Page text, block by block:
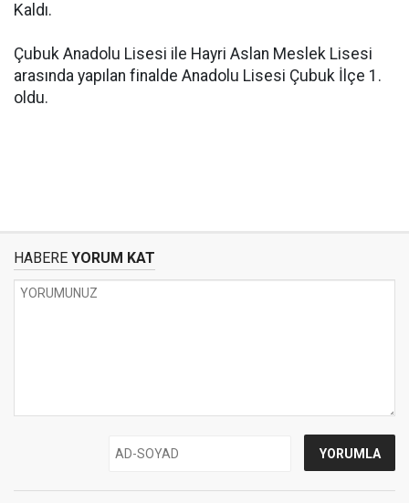
Kaldı.
Çubuk Anadolu Lisesi ile Hayri Aslan Meslek Lisesi
arasında yapılan finalde Anadolu Lisesi Çubuk İlçe 1.
oldu.
HABERE YORUM KAT